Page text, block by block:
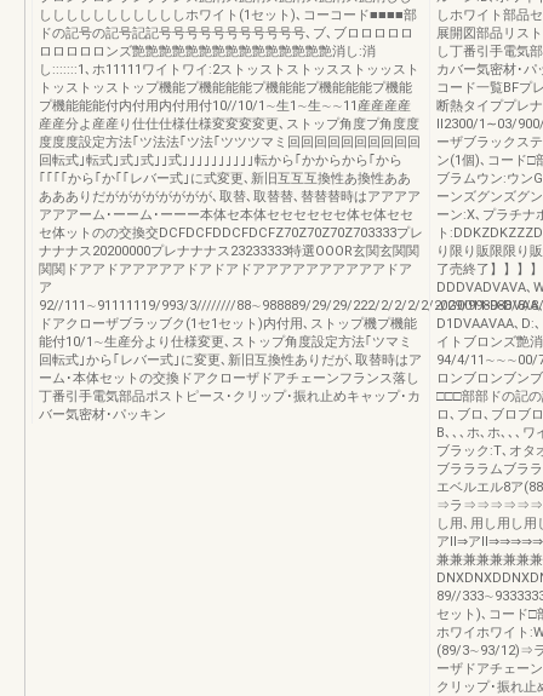
しししししししししししホワイト(1セット)､コーコード■■■■部
ドの記号の記号記記号号号号号号号号号号号､ブ､ブロロロロロ
ロロロロロンズ艶艶艶艶艶艶艶艶艶艶艶艶艶艶艶消し:消
し:::::::1､ホ11111ワイトワイ:2ストッストストッスストッッスト
トッストッストップ機能プ機能能能プ機能能プ機能能能プ機能
プ機能能能付内付用内付用付10//10/1∼生1∼生∼∼11産産産産
産産分よ産産り仕仕仕様仕様変変変変更､ストップ角度プ角度度
度度度設定方法｢ツ法法｢ツ法｢ツツツマミ回回回回回回回回回回
回転式｣転式｣式｣式｣｣式｣｣｣｣｣｣｣｣｣｣転から｢かからから｢から
｢｢｢｢から｢か｢｢レバー式｣に式変更､新旧互互互換性あ換性ああ
ああありだがががががががが､取替､取替替､替替替時はアアアア
アアアーム･ーーム･ーーー本体セ本体セセセセセセ体セ体セセ
セ体ットのの交換交DCFDCFDDCFDCFZ70Z70Z70Z703333プレ
ナナナス20200000プレナナナス23233333特選OOOR玄関玄関関
関関ドアアドアアアアアドアドアドアアアアアアアアアアドア
ア
92//111∼91111119/993/3////////88∼988889/29/29/222/2/2/2/2/2/29/998988/
ドアクローザブラッブク(1セ1セット)内付用､ストップ機プ機能
能付10/1∼生産分より仕様変更､ストップ角度設定方法｢ツマミ
回転式｣から｢レバー式｣に変更､新旧互換性ありだが､取替時はア
ーム･本体セットの交換ドアクローザドアチェーンフランス落し
丁番引手電気部品ポストピース･クリップ･振れ止めキャップ･カ
バー気密材･パッキン
しホワイト部品
展開図部品リス
し丁番引手電気
カバー気密材･パ
コード一覧BFプ
断熱タイププレ
Ⅱ2300/1∼03/
ーザブラックス
ン(1個)､コード□
ブラムウン:ウン
ーンズグンズグ
ーン:X､プラチナ
ト
り限り販限限り
了売終了】】】
DDDVADVAVA､
-0G0011-D-DVAA
D1DVAAVAA､D:
イトブロンズ艶
94/4/11∼∼∼00/
ロンブロンブン
□□□部部ドの記
ロ､ブロ､ブロブ
B､､､ホ､ホ､､､ワ
ブラック:T､オタ
ブラララムブラ
エベルエル8ア
⇒ラ⇒⇒⇒⇒⇒⇒ン
し用､用し用し
アⅡ⇒アⅡ⇒⇒⇒⇒⇒⇒
兼兼兼兼兼兼兼
89//
セット)､コード□
ホワイホワイト
(89/3∼93/12)⇒ラ
ーザドアチェー
クリップ･振れ止